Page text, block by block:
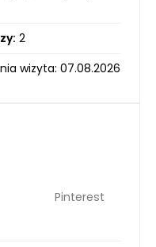
2
wizyta: 07.08.2026
Pinterest